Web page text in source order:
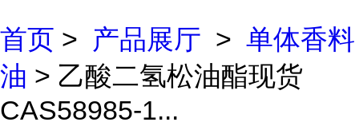
首页 > 产品展厅 > 单体香料
油 > 乙酸二氢松油酯现货
CAS58985-1...